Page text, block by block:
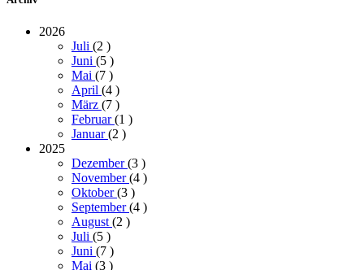
2026
Juli (2 )
Juni (5 )
Mai (7 )
April (4 )
März (7 )
Februar(1 )
Januar(2 )
2025
Dezember(3 )
November(4 )
Oktober(3 )
September(4 )
August (2 )
Juli (5 )
Juni (7 )
Mai (3 )